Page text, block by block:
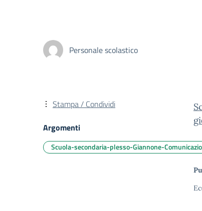
Personale scolastico
Stampa / Condividi
Argomenti
Scuola-secondaria-plesso-Giannone-